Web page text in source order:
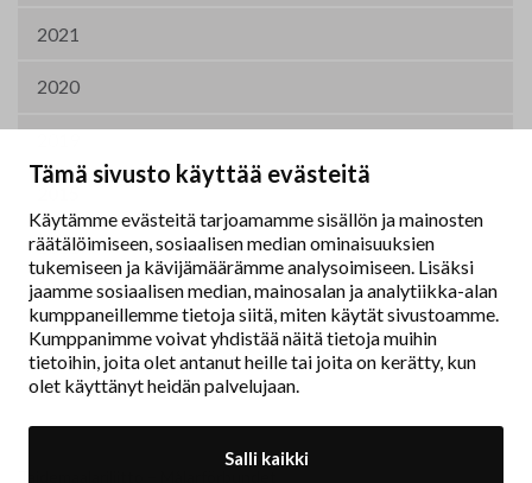
Tämä sivusto käyttää evästeitä
Käytämme evästeitä tarjoamamme sisällön ja mainosten
räätälöimiseen, sosiaalisen median ominaisuuksien
tukemiseen ja kävijämäärämme analysoimiseen. Lisäksi
jaamme sosiaalisen median, mainosalan ja analytiikka-alan
kumppaneillemme tietoja siitä, miten käytät sivustoamme.
Kumppanimme voivat yhdistää näitä tietoja muihin
tietoihin, joita olet antanut heille tai joita on kerätty, kun
olet käyttänyt heidän palvelujaan.
Salli kaikki
2021
2020
2011